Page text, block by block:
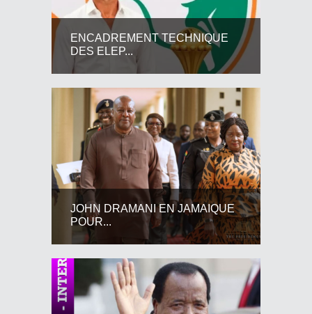
ENCADREMENT TECHNIQUE
DES ELEP...
JOHN DRAMANI EN JAMAIQUE
POUR...